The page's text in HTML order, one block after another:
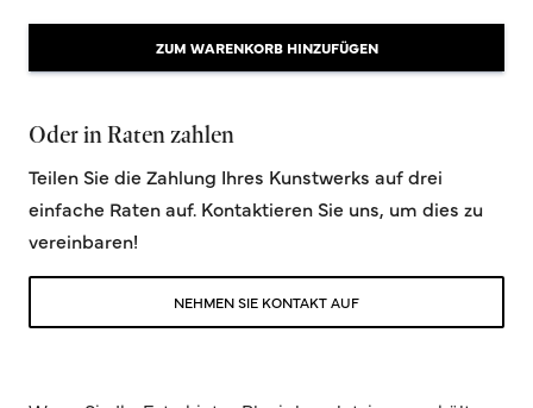
ZUM WARENKORB HINZUFÜGEN
Oder in Raten zahlen
Teilen Sie die Zahlung Ihres Kunstwerks auf drei
einfache Raten auf. Kontaktieren Sie uns, um dies zu
vereinbaren!
NEHMEN SIE KONTAKT AUF